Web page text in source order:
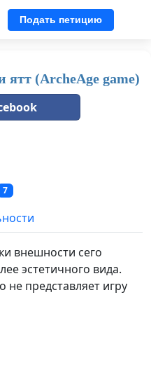
Подать петицию
ятт (ArcheAge game)
7
внешности сего
эстетичного вида.
представляет игру